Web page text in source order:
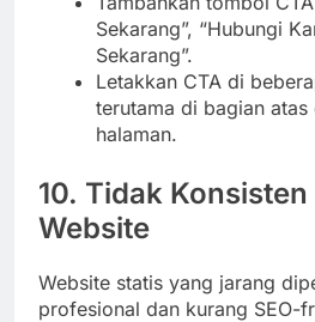
Sekarang”, “Hubungi
Sekarang”.
Letakkan CTA di
terutama di bagian atas
halaman.
10. Tidak
Website
Website statis yang jarang
profesional dan kurang SEO-